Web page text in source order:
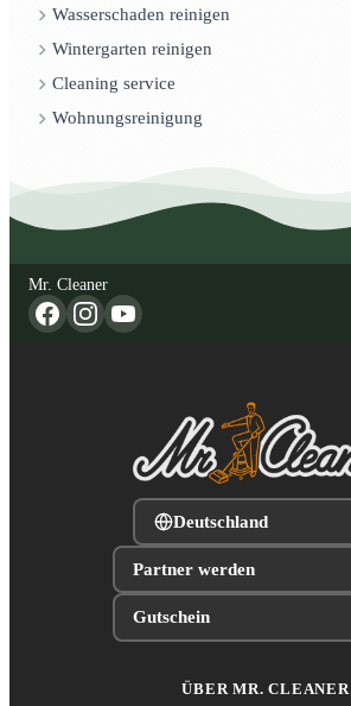
Wasserschaden reinigen
Wintergarten reinigen
Cleaning service
Wohnungsreinigung
Mr. Cleaner
Deutschland
Partner werden
Gutschein
ÜBER MR. CLEANER